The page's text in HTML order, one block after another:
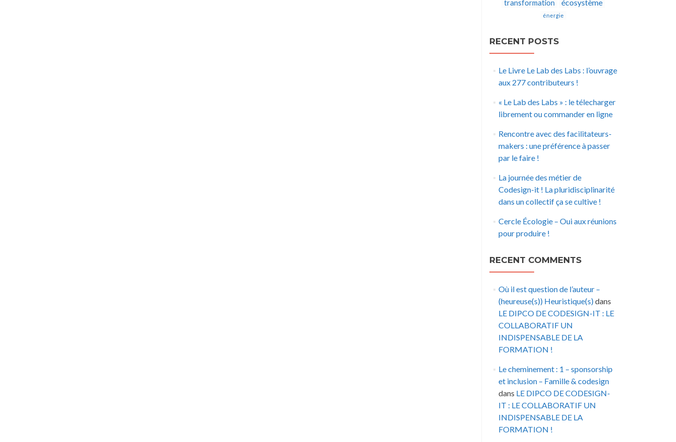
transformation écosystème
énergie
RECENT POSTS
Le Livre Le Lab des Labs : l’ouvrage
aux 277 contributeurs !
« Le Lab des Labs » : le télecharger
librement ou commander en ligne
Rencontre avec des facilitateurs-
makers : une préférence à passer
par le faire !
La journée des métier de
Codesign-it ! La pluridisciplinarité
dans un collectif ça se cultive !
Cercle Écologie – Oui aux réunions
pour produire !
RECENT COMMENTS
Où il est question de l’auteur –
(heureuse(s)) Heuristique(s)dans
LE DIPCO DE CODESIGN-IT : LE
COLLABORATIF UN
INDISPENSABLE DE LA
FORMATION !
Le cheminement : 1 – sponsorship
et inclusion – Famille & codesign
dans LE DIPCO DE CODESIGN-
IT : LE COLLABORATIF UN
INDISPENSABLE DE LA
FORMATION !